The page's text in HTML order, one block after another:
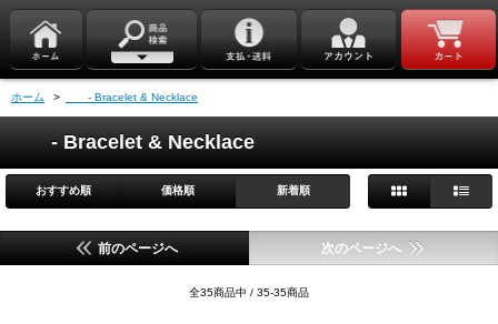
ホーム > - Bracelet & Necklace
- Bracelet & Necklace
おすすめ順 価格順 新着順
前のページへ 次のページへ
全35商品中 / 35-35商品